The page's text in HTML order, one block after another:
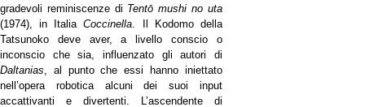
gradevoli reminiscenze di Tentō mushi no uta
(1974), in ItaliaCoccinella . Il Kodomo della
Tatsunoko deve aver, a livello conscio o
inconscio che sia, influenzato gli autori di
Daltanias , al punto che essi hanno iniettato
nell’opera robotica alcuni dei suoi input
accattivanti e divertenti. L’ascendente di